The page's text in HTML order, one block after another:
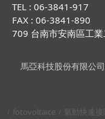
TEL : 06-3841-917
FAX : 06-3841-890
709 台南市安南區工
馬亞科技股份有限公
fotovoltaice 氣動快速接